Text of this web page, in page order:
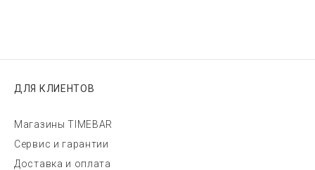
ДЛЯ КЛИЕНТОВ
Магазины TIMEBAR
Сервис и гарантии
Доставка и оплата